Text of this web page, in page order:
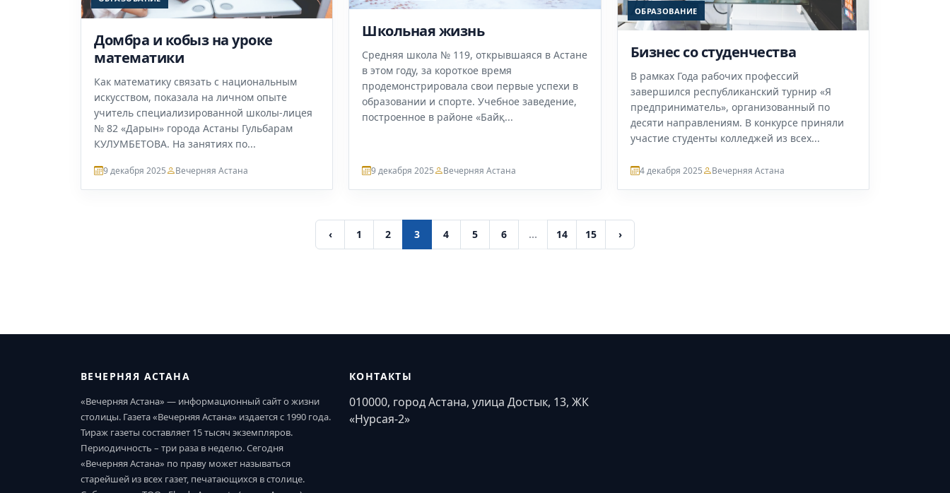
Домбра и кобыз на уроке
математики
Как математику связать с национальным
искусством, показала на личном опыте
учитель специализированной школы-лицея
№ 82 «Дарын» города Астаны Гульбарам
КУЛУМБЕТОВА. На занятиях по...
9 декабря 2025 Вечерняя Астана
Школьная жизнь
Средняя школа № 119, открывшаяся в Астане
в этом году, за короткое время
продемонстрировала свои первые успехи в
образовании и спорте. Учебное заведение,
построенное в районе «Байқ...
9 декабря 2025 Вечерняя Астана
ОБРАЗОВАНИЕ
Бизнес со студенчества
В рамках Года рабочих профессий
завершился республиканский турнир «Я
предприниматель», организованный по
десяти направлениям. В конкурсе приняли
участие студенты колледжей из всех...
4 декабря 2025 Вечерняя Астана
‹ 1 2 3 4 5 6 ... 14 15 ›
ВЕЧЕРНЯЯ АСТАНА
«Вечерняя Астана» — информационный сайт о жизни
столицы. Газета «Вечерняя Астана» издается с 1990 года.
Тираж газеты составляет 15 тысяч экземпляров.
Периодичность – три раза в неделю. Сегодня
«Вечерняя Астана» по праву может называться
старейшей из всех газет, печатающихся в столице.
КОНТАКТЫ
010000, город Астана, улица Достык, 13, ЖК
«Нурсая-2»